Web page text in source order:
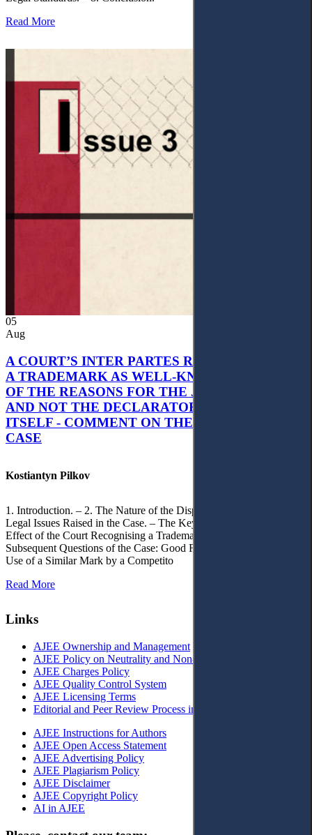
Read More
05
Aug
A COURT’S INTER PARTES RECOGNITION OF
A TRADEMARK AS WELL-KNOWN AS PART
OF THE REASONS FOR THE JUDGMENT’S,
AND NOT THE DECLARATORY JUDGMENT
ITSELF - COMMENT ON THE CITRAMON
CASE
Kostiantyn Pilkov
1. Introduction. – 2. The Nature of the Dispute, Court Decisions and
Legal Issues Raised in the Case. – The Key Issue of the Case: The
Effect of the Court Recognising a Trademark as Well-Known. – 4.
Subsequent Questions of the Case: Good Faith of Registration and
Use of a Similar Mark by a Competito
Read More
Links
AJEE Ownership and Management
AJEE Policy on Neutrality and Non-Discrimination
AJEE Charges Policy
AJEE Quality Control System
AJEE Licensing Terms
Editorial and Peer Review Process in AJEE
AJEE Instructions for Authors
AJEE Open Access Statement
AJEE Advertising Policy
AJEE Plagiarism Policy
AJEE Disclaimer
AJEE Copyright Policy
AI in AJEE